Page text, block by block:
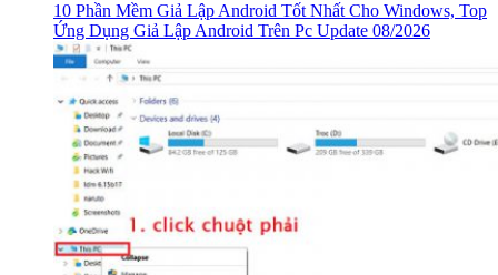
10 Phần Mềm Giả Lập Android Tốt Nhất Cho Windows, Top
Ứng Dụng Giả Lập Android Trên Pc Update 08/2026